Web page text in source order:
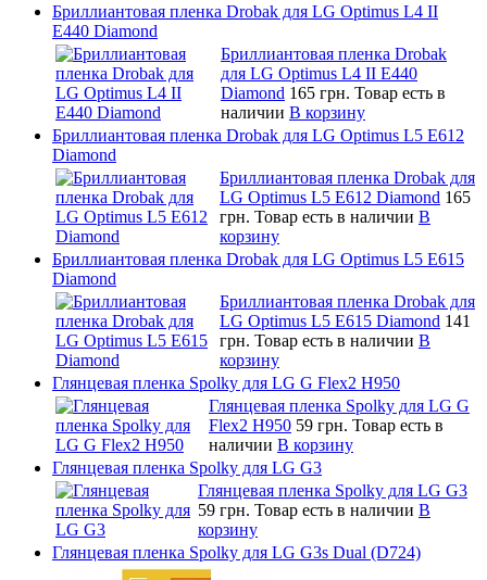
Бриллиантовая пленка Drobak для LG Optimus L4 II
E440 Diamond
Бриллиантовая пленка Drobak
для LG Optimus L4 II E440
Diamond 165 грн. Товар есть в
наличии В корзину
Бриллиантовая пленка Drobak для LG Optimus L5 E612
Diamond
Бриллиантовая пленка Drobak для
LG Optimus L5 E612 Diamond 165
грн. Товар есть в наличии В
корзину
Бриллиантовая пленка Drobak для LG Optimus L5 E615
Diamond
Бриллиантовая пленка Drobak для
LG Optimus L5 E615 Diamond 141
грн. Товар есть в наличии В
корзину
Глянцевая пленка Spolky для LG G Flex2 H950
Глянцевая пленка Spolky для LG G
Flex2 H950 59 грн. Товар есть в
наличии В корзину
Глянцевая пленка Spolky для LG G3
Глянцевая пленка Spolky для LG G3
59 грн. Товар есть в наличии В
корзину
Глянцевая пленка Spolky для LG G3s Dual (D724)